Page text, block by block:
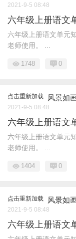
2021-9-5 08:48
六年级上册语文
六年级上册语文单元
老师使用。 ...
1748 0
点击重新加载 风景如
2021-9-5 08:48
六年级上册语文
六年级上册语文单元
老师使用。 ...
1404 0
点击重新加载 风景如
2021-9-5 08:48
六年级上册语文